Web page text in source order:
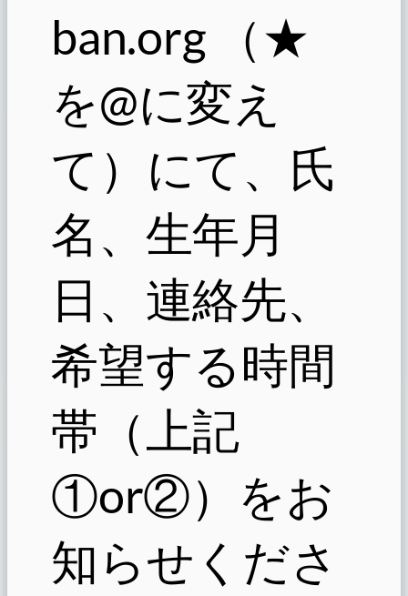
ban.org （★
を@に変え
て）にて、氏
名、生年月
日、連絡先、
希望する時間
帯（上記
①or②）をお
知らせくださ